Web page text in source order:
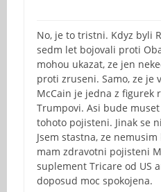
No, je to tristni. Kdyz byli
sedm let bojovali proti
mohou ukazat, ze jen
proti zruseni. Samo, ze je
McCain je jedna z figurek
Trumpovi. Asi bude
tohoto pojisteni. Jinak se
Jsem stastna, ze
mam zdravotni pojisteni
suplement Tricare od US
doposud moc spokojena.